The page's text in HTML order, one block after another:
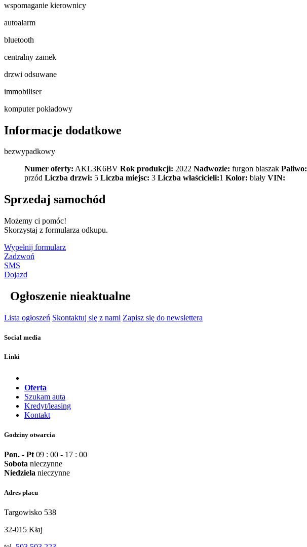
wspomaganie kierownicy
autoalarm
bluetooth
centralny zamek
drzwi odsuwane
immobiliser
komputer pokładowy
Informacje dodatkowe
bezwypadkowy
Numer oferty: AKL3K6BV Rok produkcji: 2022 Nadwozie: furgon blaszak Paliwo:
przód Liczba drzwi: 5 Liczba miejsc: 3 Liczba właścicieli:1 Kolor: biały VIN:
Sprzedaj samochód
Możemy ci pomóc!
Skorzystaj z formularza odkupu.
Wypełnij formularz
Zadzwoń
SMS
Dojazd
Ogłoszenie nieaktualne
Lista ogłoszeń Skontaktuj się z nami Zapisz się do newslettera
Social media
Linki
Oferta
Szukam auta
Kredyt/leasing
Kontakt
Godziny otwarcia
Pon. - Pt 09 : 00 - 17 : 00
Sobota nieczynne
Niedziela nieczynne
Adres placu
Targowisko 538
32-015 Kłaj